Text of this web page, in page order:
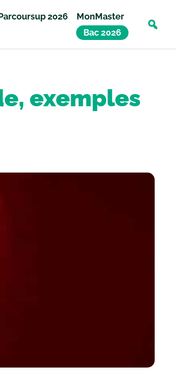
2026
MonMaster
Bac 2026
exemples